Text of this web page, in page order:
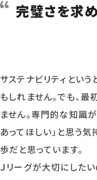
完璧さを求め
サステナビリティという
もしれません。でも、
ません。専門的な知識
あってほしい」と思う
歩だと思っています。
Ｊリーグが大切にした